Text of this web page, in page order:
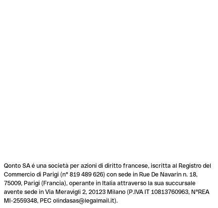
Qonto SA é una società per azioni di diritto francese, iscritta al Registro del
Commercio di Parigi (n° 819 489 626) con sede in Rue De Navarin n. 18,
75009, Parigi (Francia), operante in Italia attraverso la sua succursale
avente sede in Via Meravigli 2, 20123 Milano (P.IVA IT 10813760963, N°REA
MI-2559348, PEC olindasas@legalmail.it).